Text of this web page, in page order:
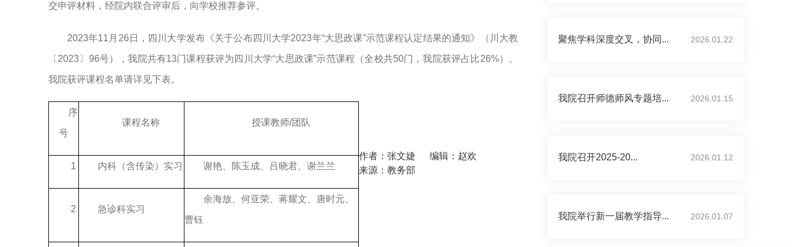
交申评材料，经院内联合评审后，向学校推荐参评。
2023年11月26日，四川大学发布《关于公布四川大学2023年“大思政课”示范课程认定结果的通知》（川大教
〔2023〕96号），我院共有13门课程获评为四川大学“大思政课”示范课程（全校共50门，我院获评占比26%）。
我院获评课程名单请详见下表。
序
号
课程名称 授课教师/团队
1 内科（含传染）实习 谢艳、陈玉成、吕晓君、谢兰兰
2 急诊科实习
余海放、何亚荣、蒋耀文、唐时元、
曹钰
作者：张文婕
编辑：赵欢
来源：教务部
聚焦学科深度交叉，协同... 2026.01.22
我院召开师德师风专题培... 2026.01.15
我院召开2025-20... 2026.01.12
我院举行新一届教学指导... 2026.01.07